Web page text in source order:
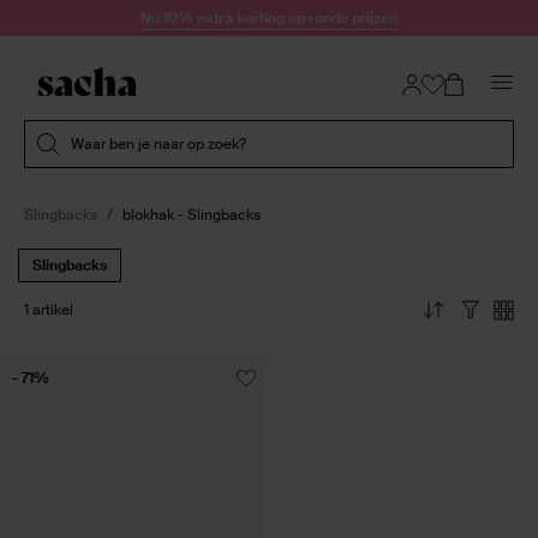
Doorgaan naar artikelNu 10% extra korting op ronde prijzen
Waar ben je naar op zoek?
Slingbacks blokhak - Slingbacks
Slingbacks
1 artikel
- 71%